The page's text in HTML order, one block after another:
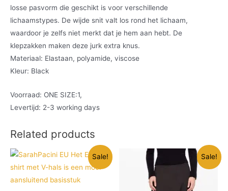
losse pasvorm die geschikt is voor verschillende
lichaamstypes. De wijde snit valt los rond het lichaam,
waardoor je zelfs niet merkt dat je hem aan hebt. De
klepzakken maken deze jurk extra knus.
Materiaal: Elastaan, polyamide, viscose
Kleur: Black
Voorraad: ONE SIZE:1,
Levertijd: 2-3 working days
Related products
Sale! Sale!